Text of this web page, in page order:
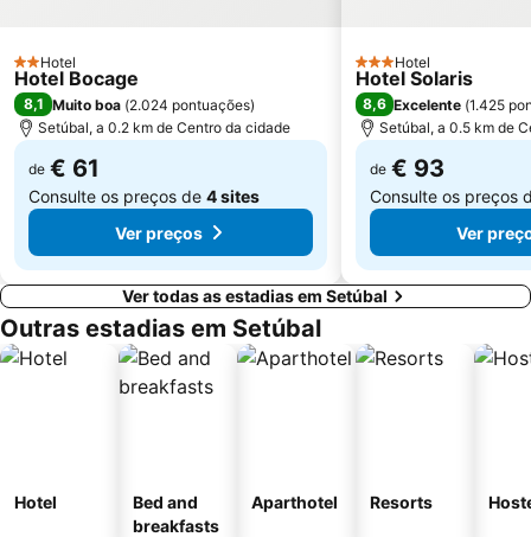
Galapinhos Beach
Praça do Comércio
Telheiras
2 Estrelas
Hotel
Hotel Bocage
8,1 Muito boa (2.024 pontuações)
Setúbal, a 0.2 km de Centro da cidade
de € 61
Consulte os preços de 4 sites
Ver preços
3 Estrelas
Hotel
Hotel Solaris
8,6 Excelente (1.425
Setúbal, a 0.5 km de
de € 93
Consulte os preços
Ver
Ver todas as estadias em Setúbal
Outras estadias em Setúbal
Hotel
Bed and
breakfasts
Aparthotel Resorts